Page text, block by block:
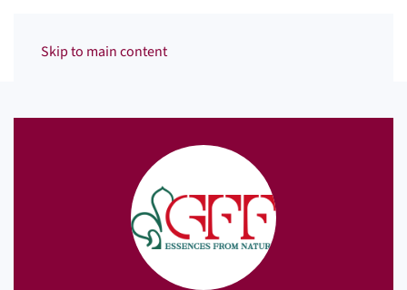
Skip to main content